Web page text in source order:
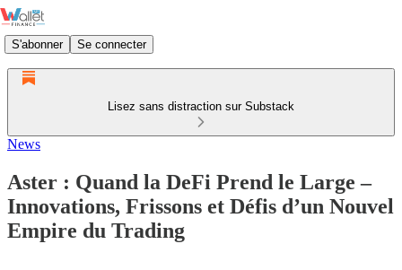
S'abonner Se connecter
Lisez sans distraction sur Substack
News
Aster : Quand la DeFi Prend le Large –
Innovations, Frissons et Défis d’un Nouvel
Empire du Trading